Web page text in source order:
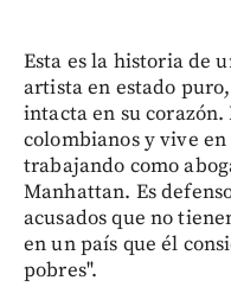
Esta es la historia de
artista en estado
intacta en su
colombianos y vive
trabajando como
Manhattan. Es
acusados que no
en un país que él
pobres".